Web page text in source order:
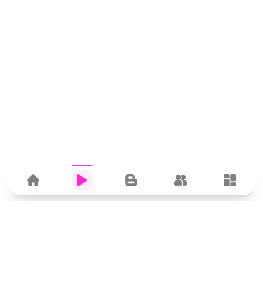
Home Hub Blog Comunitat